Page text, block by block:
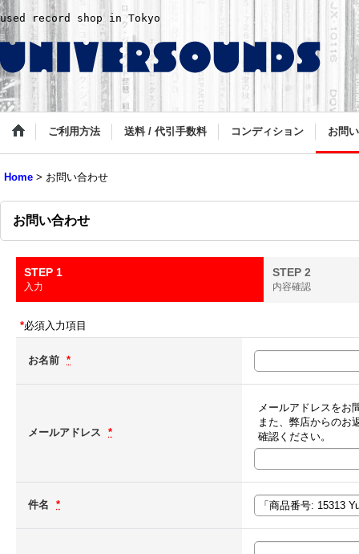
used record shop in Tokyo
ご利用方法 送料 / 代引手数料 コンディション お問
Home > お問い合わせ
お問い合わせ
STEP 1
入力
STEP 2
内容確認
*必須入力項目
お名前 *
メールアドレス *
メールアドレスをお
また、弊店からのお
確認ください。
件名 *